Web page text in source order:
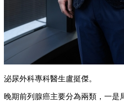
泌尿外科專科醫生盧挺傑。
晚期前列腺癌主要分為兩類，一